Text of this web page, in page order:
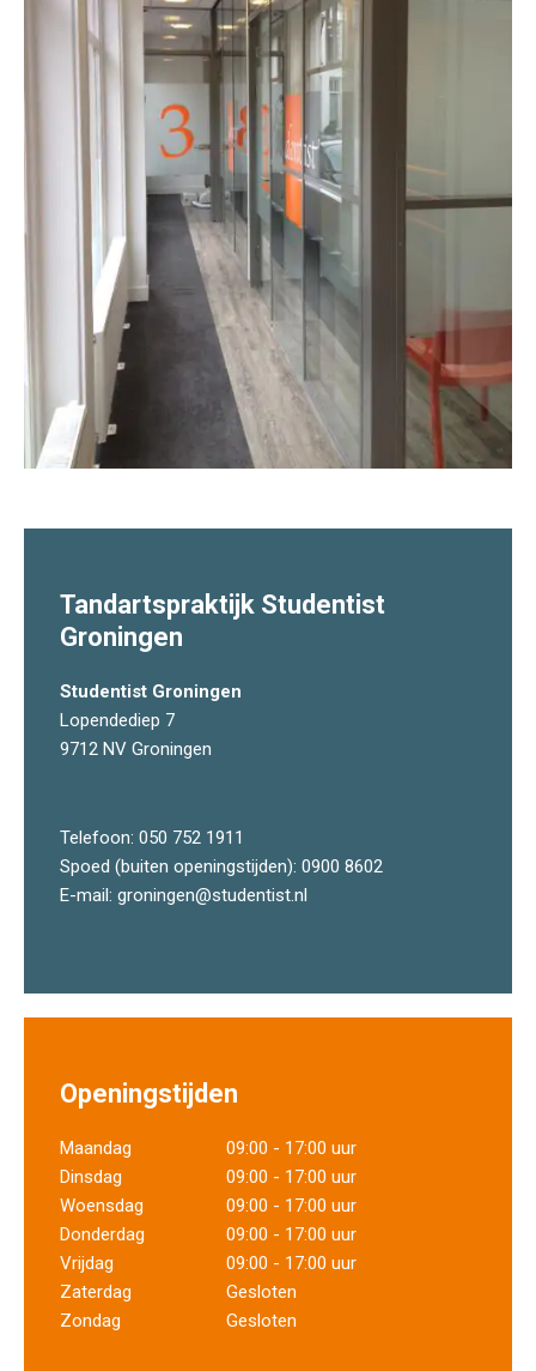
Tandartspraktijk Studentist
Groningen
Studentist Groningen
Lopendediep 7
9712 NV Groningen
Telefoon: 050 752 1911
Spoed (buiten openingstijden): 0900 8602
E-mail: groningen@studentist.nl
Openingstijden
Maandag
09:00 - 17:00 uur
Dinsdag
09:00 - 17:00 uur
Woensdag
09:00 - 17:00 uur
Donderdag
09:00 - 17:00 uur
Vrijdag
09:00 - 17:00 uur
Zaterdag
Gesloten
Zondag
Gesloten